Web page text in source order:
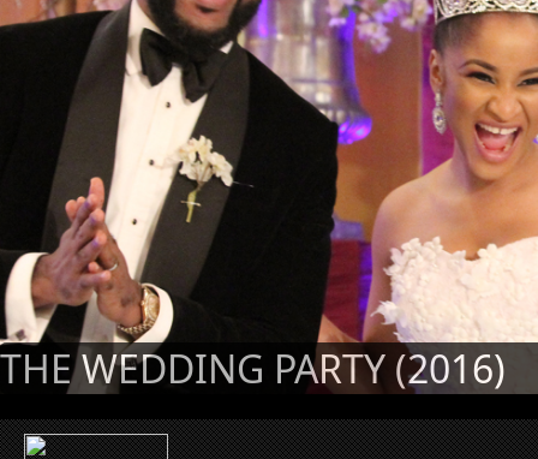
THE WEDDING PARTY (2016)